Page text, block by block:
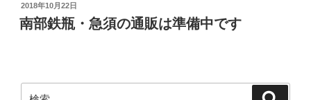
投
稿
日:
2018年10月22日
南部鉄瓶・急須の通販は準備中です